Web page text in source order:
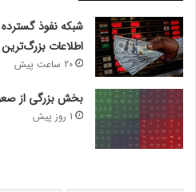
شبکه نفوذ
اطلاعات
20 ساعت پیش
بخش بزرگی از
1 روز پیش